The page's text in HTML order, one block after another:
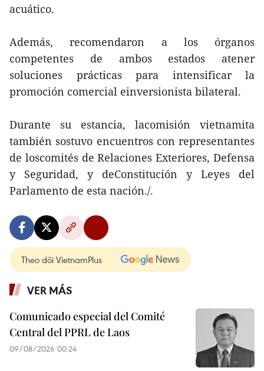
acuático.
Además, recomendaron a los órganos
competentes de ambos estados atener
soluciones prácticas para intensificar la
promoción comercial einversionista bilateral.
Durante su estancia, lacomisión vietnamita
también sostuvo encuentros con representantes
de loscomités de Relaciones Exteriores, Defensa
y Seguridad, y deConstitución y Leyes del
Parlamento de esta nación./.
Theo dõi VietnamPlus
VER MÁS
Comunicado especial del Comité
Central del PPRL de Laos
09/08/2026 00:24